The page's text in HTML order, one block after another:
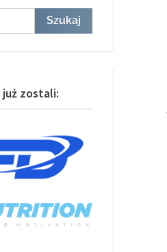
Szukaj
zostali: